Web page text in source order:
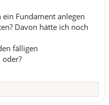
Fundament anlegen
Davon hätte ich noch
fälligen
oder?